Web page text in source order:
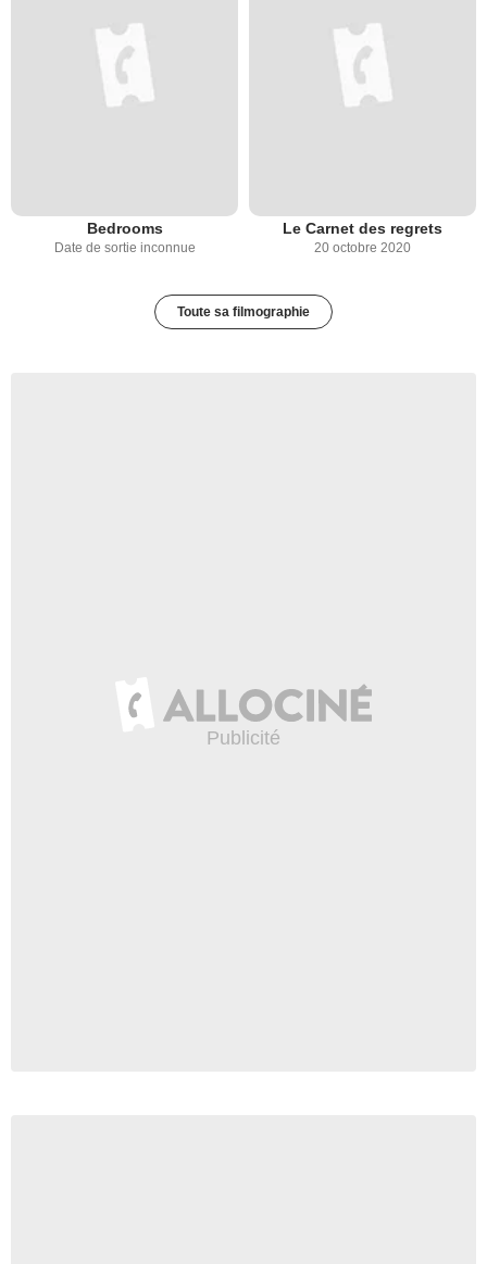
Bedrooms
Date de sortie inconnue
Le Carnet des regrets
20 octobre 2020
Toute sa filmographie